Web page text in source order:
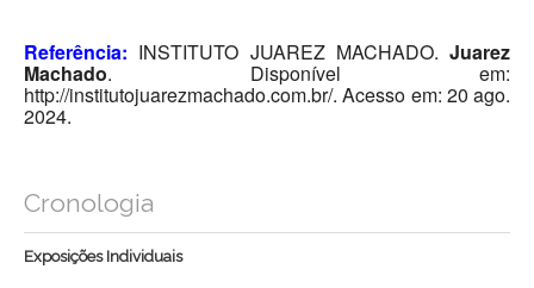
Referência: INSTITUTO JUAREZ MACHADO. Juarez
Machado. Disponível em:
http://institutojuarezmachado.com.br/. Acesso em: 20 ago.
2024.
Cronologia
Exposições Individuais